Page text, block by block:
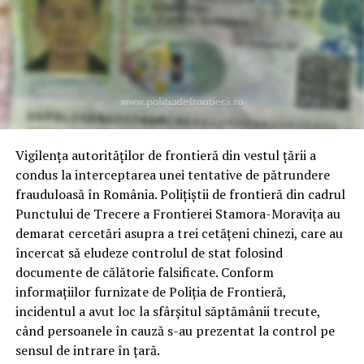
„Darius, Cristi, prin profesionalismul și dedicarea
voastră, nu doar că ați salvat o viață, ci ați dovedit
întregii comunități că sub uniformă se află oameni
dedicați și empatici”, au transmis oficialii sindicatului.
Această misiune reușită reconfirmă faptul că rolul
transformându-se, în momente de criză, într-un pilon
esențial de salvare a vieții. (Sava N.).
Vigilența autorităților de frontieră din vestul țării a
condus la interceptarea unei tentative de pătrundere
frauduloasă în România. Polițiștii de frontieră din cadrul
Punctului de Trecere a Frontierei Stamora-Moravița au
demarat cercetări asupra a trei cetățeni chinezi, care au
încercat să eludeze controlul de stat folosind
documente de călătorie falsificate. Conform
informațiilor furnizate de Poliția de Frontieră,
incidentul a avut loc la sfârșitul săptămânii trecute,
când persoanele în cauză s-au prezentat la control pe
sensul de intrare în țară.